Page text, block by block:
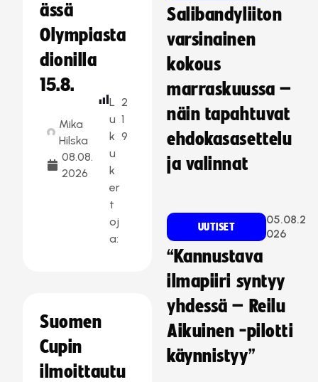
ässä
Olympiasta
dionilla
15.8.
Mika
Hilska
08.08.
2026
L
u
k
u
k
er
t
oj
a:
2
1
9
Suomen
Cupin
ilmoittautu
Salibandyliiton
varsinainen
kokous
marraskuussa –
näin tapahtuvat
ehdokasasettelu
ja valinnat
UUTISET
05.08.2
026
“Kannustava
ilmapiiri syntyy
yhdessä – Reilu
Aikuinen -pilotti
käynnistyy”